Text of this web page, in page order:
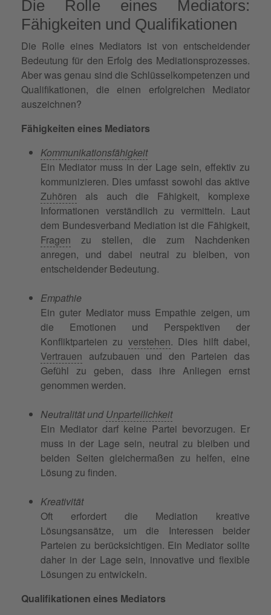
Die Rolle eines Mediators:
Fähigkeiten und Qualifikationen
Die Rolle eines Mediators ist von entscheidender
Bedeutung für den Erfolg des Mediationsprozesses.
Aber was genau sind die Schlüsselkompetenzen und
Qualifikationen, die einen erfolgreichen Mediator
auszeichnen?
Fähigkeiten eines Mediators
Kommunikationsfähigkeit
Ein Mediator muss in der Lage sein, effektiv zu
kommunizieren. Dies umfasst sowohl das aktive
Zuhören als auch die Fähigkeit, komplexe
Informationen verständlich zu vermitteln. Laut
dem Bundesverband Mediation ist die Fähigkeit,
Fragen zu stellen, die zum Nachdenken
anregen, und dabei neutral zu bleiben, von
entscheidender Bedeutung.
Empathie
Ein guter Mediator muss Empathie zeigen, um
die Emotionen und Perspektiven der
Konfliktparteien zu verstehen. Dies hilft dabei,
Vertrauen aufzubauen und den Parteien das
Gefühl zu geben, dass ihre Anliegen ernst
genommen werden.
Neutralität undUnparteilichkeit
Ein Mediator darf keine Partei bevorzugen. Er
muss in der Lage sein, neutral zu bleiben und
beiden Seiten gleichermaßen zu helfen, eine
Lösung zu finden.
Kreativität
Oft erfordert die Mediation kreative
Lösungsansätze, um die Interessen beider
Parteien zu berücksichtigen. Ein Mediator sollte
daher in der Lage sein, innovative und flexible
Lösungen zu entwickeln.
Qualifikationen eines Mediators